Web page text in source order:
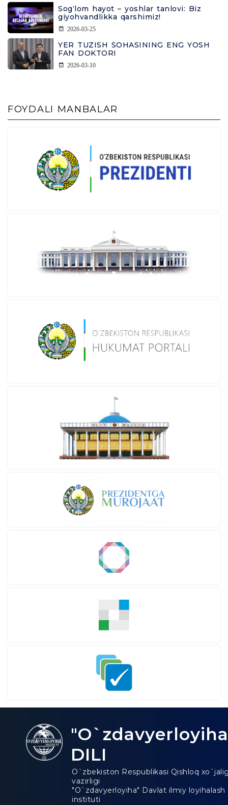
Sog‘lom hayot – yoshlar tanlovi: Biz
giyohvandlikka qarshimiz!
2026-03-25
YER TUZISH SOHASINING ENG YOSH
FAN DOKTORI
2026-03-10
FOYDALI MANBALAR
DILI
O`zbekiston Respublikasi Qishloq
vazirligi
"O`zdavyerloyiha" Davlat ilmiy loyihalash
instituti